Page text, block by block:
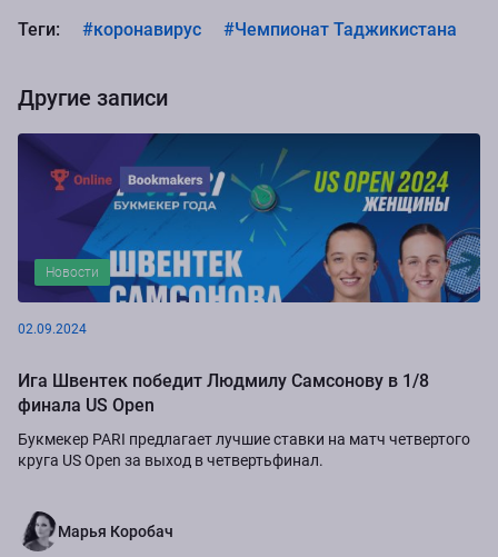
Теги: #коронавирус #Чемпионат Таджикистана
Другие записи
Новости
02.09.2024
Ига Швентек победит Людмилу Самсонову в 1/8
финала US Open
Букмекер PARI предлагает лучшие ставки на матч четвертого
круга US Open за выход в четвертьфинал.
Марья Коробач